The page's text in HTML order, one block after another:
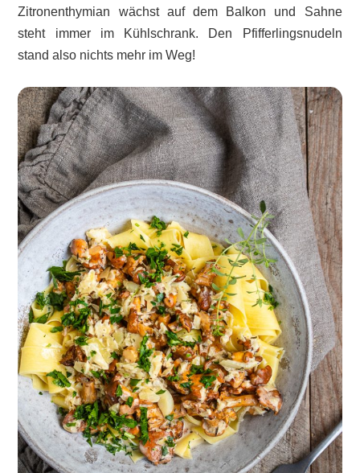
Zitronenthymian wächst auf dem Balkon und Sahne
steht immer im Kühlschrank. Den Pfifferlingsnudeln
stand also nichts mehr im Weg!